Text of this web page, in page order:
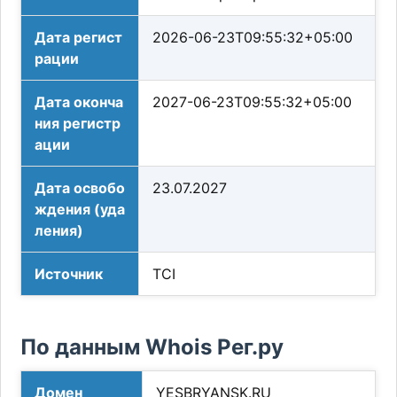
Дата регист
рации
2026-06-23T09:55:32+05:00
Дата оконча
ния регистр
ации
2027-06-23T09:55:32+05:00
Дата освобо
ждения (уда
ления)
23.07.2027
Источник TCI
По данным Whois Рег.ру
Домен YESBRYANSK.RU